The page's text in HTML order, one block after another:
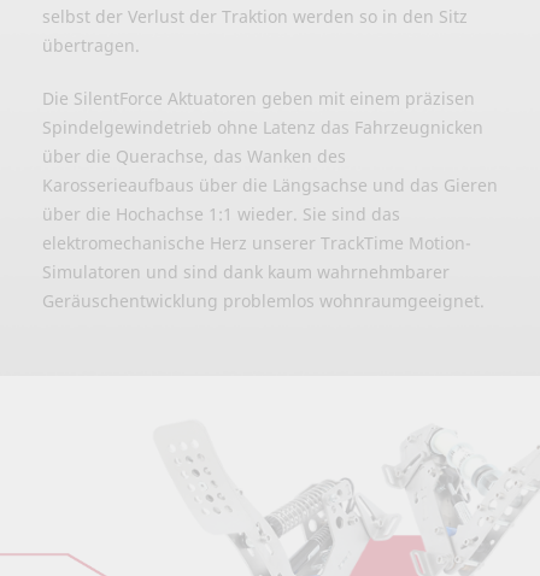
selbst der Verlust der Traktion werden so in den Sitz
übertragen.
Die SilentForce Aktuatoren geben mit einem präzisen
Spindelgewindetrieb ohne Latenz das Fahrzeugnicken
über die Querachse, das Wanken des
Karosserieaufbaus über die Längsachse und das Gieren
über die Hochachse 1:1 wieder. Sie sind das
elektromechanische Herz unserer TrackTime Motion-
Simulatoren und sind dank kaum wahrnehmbarer
Geräuschentwicklung problemlos wohnraumgeeignet.